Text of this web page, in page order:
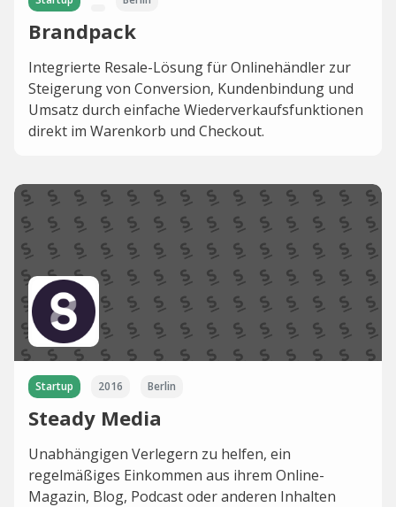
Brandpack
Integrierte Resale-Lösung für Onlinehändler zur
Steigerung von Conversion, Kundenbindung und
Umsatz durch einfache Wiederverkaufsfunktionen
direkt im Warenkorb und Checkout.
Startup 2016 Berlin
Steady Media
Unabhängigen Verlegern zu helfen, ein
regelmäßiges Einkommen aus ihrem Online-
Magazin, Blog, Podcast oder anderen Inhalten